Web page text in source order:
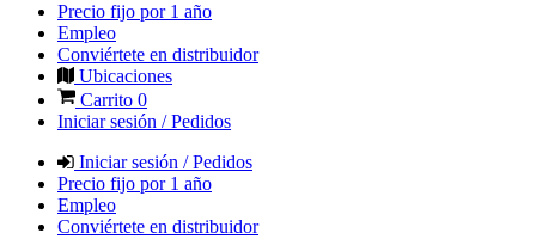
Precio fijo por 1 año
Empleo
Conviértete en distribuidor
Ubicaciones
Carrito 0
Iniciar sesión / Pedidos
Iniciar sesión / Pedidos
Precio fijo por 1 año
Empleo
Conviértete en distribuidor